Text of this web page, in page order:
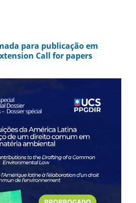
para publicação em
Call for papers